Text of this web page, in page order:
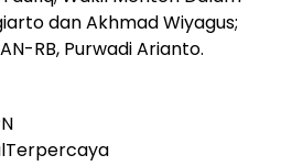
dan Akhmad Wiyagus;
RB, Purwadi Arianto.